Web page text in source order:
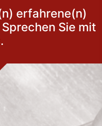
erfahrene(n)
Sie mit